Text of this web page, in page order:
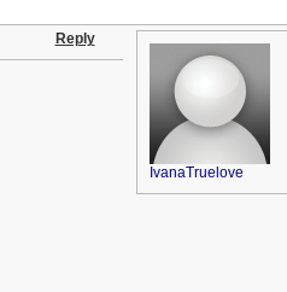
Reply
IvanaTruelove